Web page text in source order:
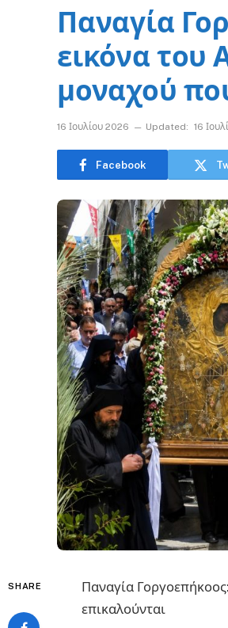
Παναγία
εικόνα του
μοναχού
16 Ιουλίου 2026 Updated: 16
Facebook
SHARE
Παναγία
επικαλούνται